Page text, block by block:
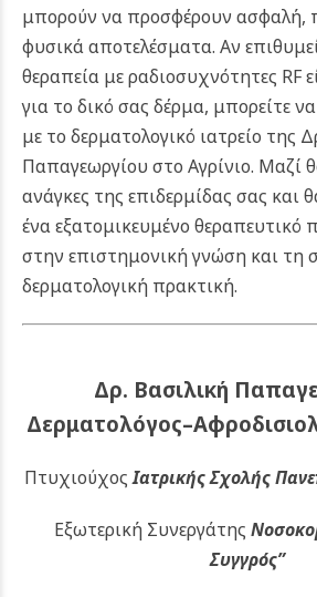
μπορούν να προσφέρουν ασφαλή,
φυσικά αποτελέσματα. Αν
θεραπεία με ραδιοσυχνότητες RF
για το δικό σας δέρμα, μπορείτε να
με το δερματολογικό ιατρείο της
Παπαγεωργίου στο Αγρίνιο. Μαζί
ανάγκες της επιδερμίδας σας και
ένα εξατομικευμένο θεραπευτικό
στην επιστημονική γνώση και τη
δερματολογική πρακτική.
Δρ. Βασιλική
ΠτυχιούχοςΙατρικής Σχολής
Εξωτερική Συνεργάτης
Συγγρός”